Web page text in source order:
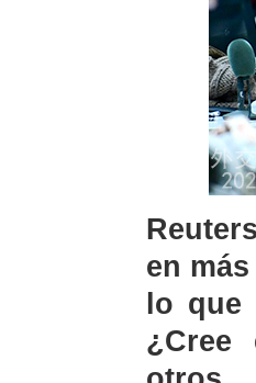
en
lo
¿Cree